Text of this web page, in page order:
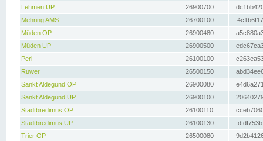
Lehmen UP
26900700
Mehring AMS
26700100
Müden OP
26900480
Müden UP
26900500
Perl
26100100
Ruwer
26500150
Sankt Aldegund OP
26900080
Sankt Aldegund UP
26900100
Stadtbredimus OP
26100110
Stadtbredimus UP
26100130
Trier OP
26500080